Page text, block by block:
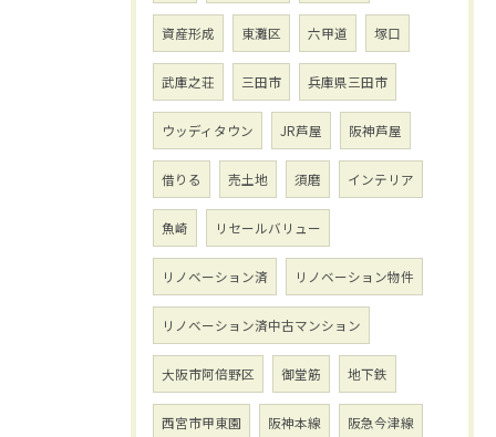
資産形成 東灘区 六甲道 塚口
武庫之荘 三田市 兵庫県三田市
ウッディタウン JR芦屋 阪神芦屋
借りる 売土地 須磨 インテリア
魚崎 リセールバリュー
リノベーション済 リノベーション物件
リノベーション済中古マンション
大阪市阿倍野区 御堂筋 地下鉄
西宮市甲東園 阪神本線 阪急今津線